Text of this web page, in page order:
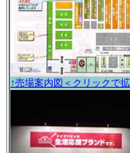
↑売場案内図＜クリックで